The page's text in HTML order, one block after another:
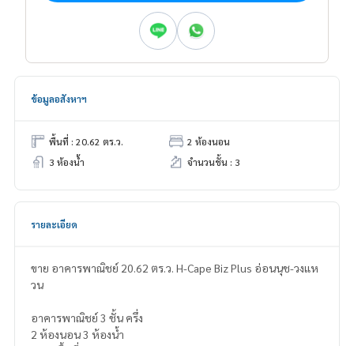
ข้อมูลอสังหาฯ
พื้นที่ : 20.62 ตร.ว.
2 ห้องนอน
3 ห้องน้ำ
จำนวนชั้น : 3
รายละเอียด
ขาย อาคารพาณิชย์ 20.62 ตร.ว. H-Cape Biz Plus อ่อนนุช-วงแห
วน
อาคารพาณิชย์ 3 ชั้น ครึ่ง
2 ห้องนอน 3 ห้องน้ำ